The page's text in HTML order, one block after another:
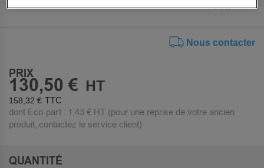
Nous contacter
PRIX
130,50 €
158,32 €
dont Eco-part : 1,43 € HT (pour une reprise de votre ancien
produit, contactez le service client)
QUANTITÉ